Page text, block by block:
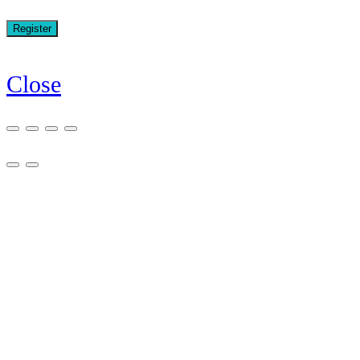
Close